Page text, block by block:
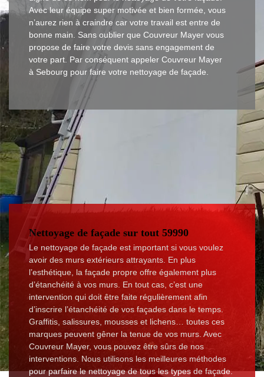
Avec leur équipe super motivée et bien formée, vous
n’aurez rien à craindre car votre travail est entre de
bonne main. Sans oublier que Couvreur Mayer vous
propose de faire votre devis sans engagement de
votre part. Par conséquent appeler Couvreur Mayer
à Sebourg pour faire votre nettoyage de façade.
Nettoyage de façade sur tout 59990
Le nettoyage de façade est important si vous voulez
avoir des murs extérieurs attrayants. En plus
l’esthétique, la façade propre offre également plus
d’étanchéité à vos murs. En tout cas, c’est une
intervention qui doit être faite régulièrement afin
d’inscrire l’étanchéité de vos façades dans le temps.
Graffitis, salissures, mousses et lichens… toutes ces
marques peuvent gêner la tenue de vos murs. Avec
Couvreur Mayer, vous pouvez être sûrs de nos
interventions. Nous utilisons les meilleures méthodes
pour parfaire le nettoyage de tous les types de façade.